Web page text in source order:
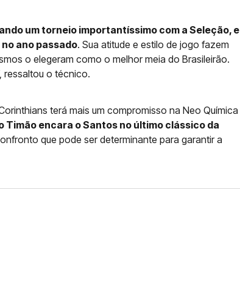
um torneio importantíssimo com a Seleção, e
ano passado. Sua atitude e estilo de jogo fazem
o elegeram como o melhor meia do Brasileirão.
ressaltou o técnico.
terá mais um compromisso na Neo Química
Timão encara o Santos no último clássico da
que pode ser determinante para garantir a